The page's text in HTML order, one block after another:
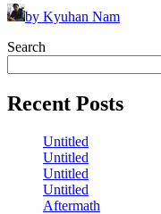
by Kyuhan Nam
Search
Recent Posts
Untitled
Untitled
Untitled
Untitled
Aftermath